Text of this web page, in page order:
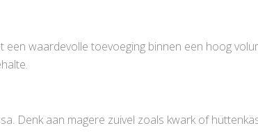
waardevolle toevoeging binnen een hoog
Denk aan magere zuivel zoals kwark of